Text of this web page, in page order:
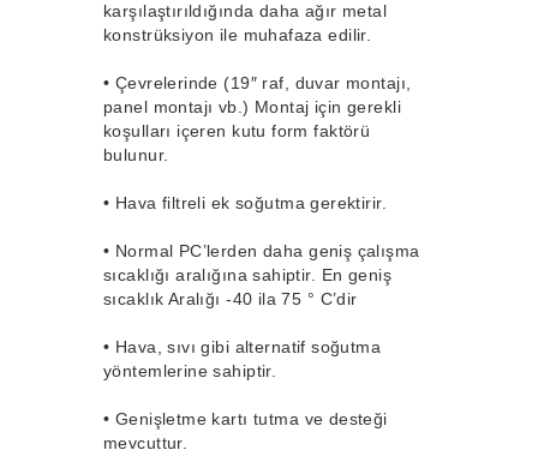
karşılaştırıldığında daha ağır metal
konstrüksiyon ile muhafaza edilir.
• Çevrelerinde (19″ raf, duvar montajı,
panel montajı vb.) Montaj için gerekli
koşulları içeren kutu form faktörü
bulunur.
• Hava filtreli ek soğutma gerektirir.
• Normal PC’lerden daha geniş çalışma
sıcaklığı aralığına sahiptir. En geniş
sıcaklık Aralığı -40 ila 75 ° C’dir
• Hava, sıvı gibi alternatif soğutma
yöntemlerine sahiptir.
• Genişletme kartı tutma ve desteği
mevcuttur.